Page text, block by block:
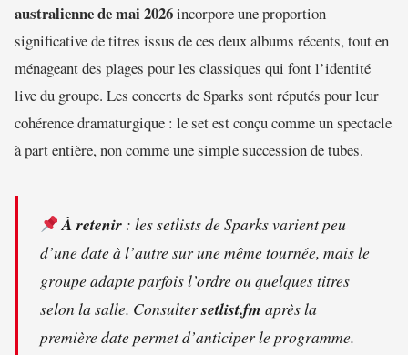
australienne de mai 2026incorpore une proportion
significative de titres issus de ces deux albums récents, tout en
ménageant des plages pour les classiques qui font l’identité
live du groupe. Les concerts de Sparks sont réputés pour leur
cohérence dramaturgique : le set est conçu comme un spectacle
à part entière, non comme une simple succession de tubes.
À retenir : les setlists de Sparks varient peu
d’une date à l’autre sur une même tournée, mais le
groupe adapte parfois l’ordre ou quelques titres
selon la salle. Consultersetlist.fm après la
première date permet d’anticiper le programme.